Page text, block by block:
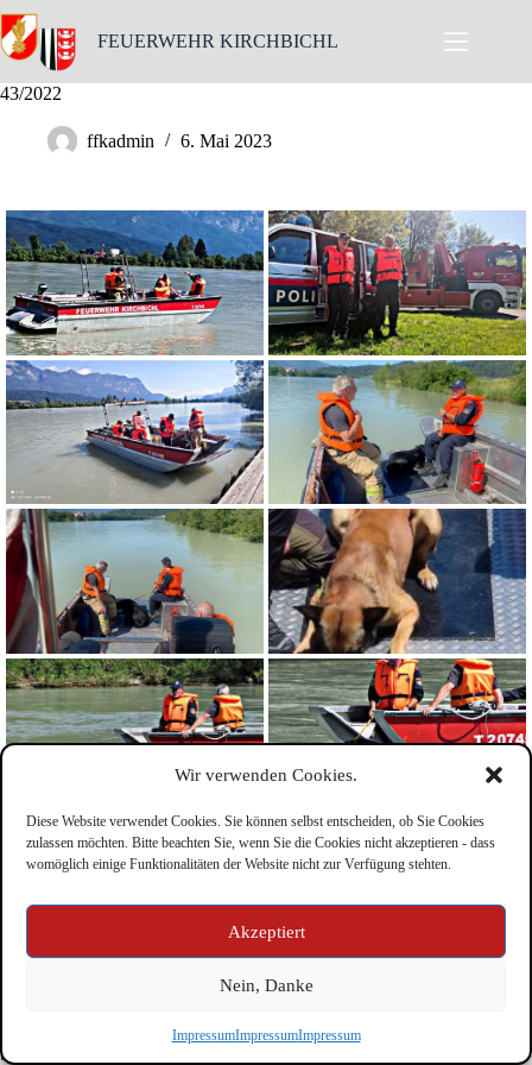
Wir verwenden Cookies.
Diese Website verwendet Cookies. Sie können selbst entscheiden, ob Sie Cookies
zulassen möchten. Bitte beachten Sie, wenn Sie die Cookies nicht akzeptieren - dass
womöglich einige Funktionalitäten der Website nicht zur Verfügung stehten.
Akzeptiert
Nein, Danke
ImpressumImpressumImpressum
Skip
to
content
FEUERWEHR KIRCHBICHL
43/2022
ffkadmin 6. Mai 2023
Copyright © Feuerwehr Kirchbichl 2026 - WordPress Theme
by